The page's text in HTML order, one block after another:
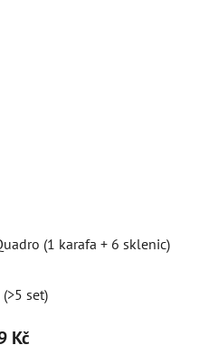
(1 karafa + 6 sklenic)
(>5 set)
Kč